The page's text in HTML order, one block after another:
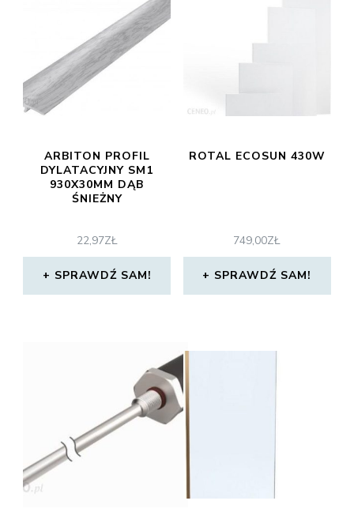
ARBITON PROFIL
DYLATACYJNY SM1
930X30MM DĄB
ŚNIEŻNY
22,97ZŁ
SPRAWDŹ SAM!
ROTAL ECOSUN 430W
749,00ZŁ
SPRAWDŹ SAM!